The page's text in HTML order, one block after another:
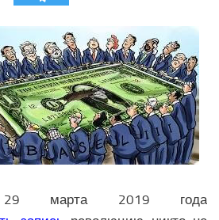
Востоке
29 марта 2019 года